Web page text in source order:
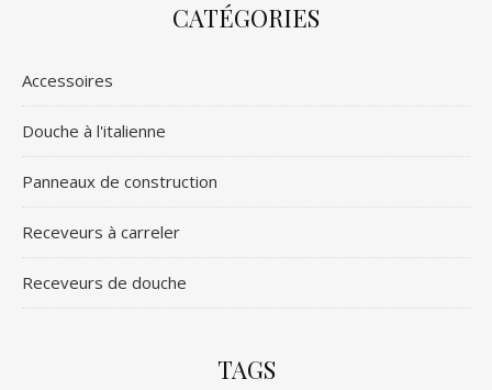
CATÉGORIES
Accessoires
Douche à l'italienne
Panneaux de construction
Receveurs à carreler
Receveurs de douche
TAGS